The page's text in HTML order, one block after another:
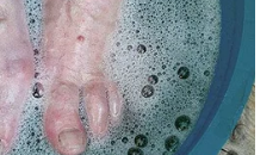
lembrancinha e existe
tal pensar em algo
podem ser utilizadas